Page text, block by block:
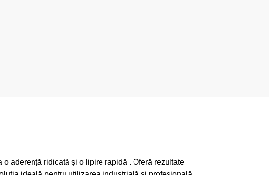
aderență ridicată și o lipire rapidă . Oferă rezultate